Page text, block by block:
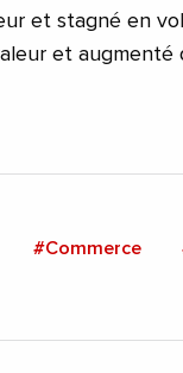
et stagné en
et augmenté
#Commerce